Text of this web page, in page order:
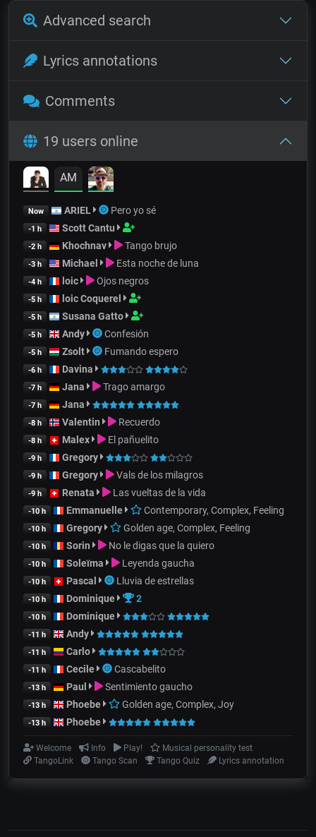
Advanced search
Lyrics annotations
Comments
19 users online
AM
Now ARIEL Pero yo sé
-1 h Scott Cantu
-2 h Khochnav Tango brujo
-3 h Michael Esta noche de luna
-4 h loic Ojos negros
-5 h loic Coquerel
-5 h Susana Gatto
-5 h Andy Confesión
-5 h Zsolt Fumando espero
-6 h Davina
-7 h Jana Trago amargo
-7 h Jana
-8 h Valentin Recuerdo
-8 h Malex El pañuelito
-9 h Gregory
-9 h Gregory Vals de los milagros
-9 h Renata Las vueltas de la vida
-10 h Emmanuelle Contemporary, Complex, Feeling
-10 h Gregory Golden age, Complex, Feeling
-10 h Sorin No le digas que la quiero
-10 h Soleïma Leyenda gaucha
-10 h Pascal Lluvia de estrellas
-10 h Dominique 2
-10 h Dominique
-11 h Andy
-11 h Carlo
-11 h Cecile Cascabelito
-13 h Paul Sentimiento gaucho
-13 h Phoebe Golden age, Complex, Joy
-13 h Phoebe
Welcome Info Play!
Musical personality test
TangoLink
Tango Scan Tango Quiz Lyrics annotation